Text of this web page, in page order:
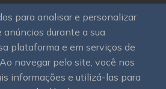
para analisar e personalizar
durante a sua
plataforma e em serviços de
navegar pelo site, você nos
informações e utilizá-las para